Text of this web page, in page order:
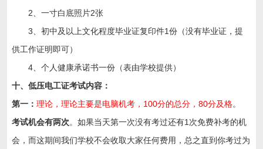
2、一寸白底照片2张
3、初中及以上文化程度毕业证复印件1份（没有毕业证，提
供工作证明即可）
4、个人健康承诺书一份（表由学校提供）
十、低压电工证考试内容：
第一：理论，理论主要是电脑机考，100分的总分，80分及格。
考试机会有两次。如果当天第一次没有考过还有1次免费补考的机
会，而这期间我们学校不会收取大家任何费用，总之直到你考过为